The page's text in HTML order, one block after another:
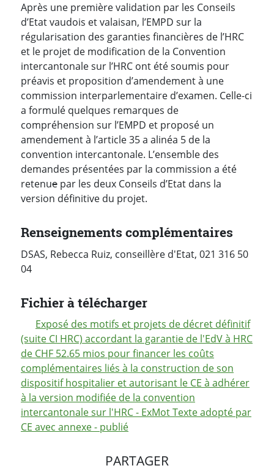
Après une première validation par les Conseils
d’Etat vaudois et valaisan, l’EMPD sur la
régularisation des garanties financières de l’HRC
et le projet de modification de la Convention
intercantonale sur l’HRC ont été soumis pour
préavis et proposition d’amendement à une
commission interparlementaire d’examen. Celle-ci
a formulé quelques remarques de
compréhension sur l’EMPD et proposé un
amendement à l’article 35 a alinéa 5 de la
convention intercantonale. L’ensemble des
demandes présentées par la commission a été
retenue par les deux Conseils d’Etat dans la
version définitive du projet.
Renseignements complémentaires
DSAS, Rebecca Ruiz, conseillère d'Etat, 021 316 50
04
Fichier à télécharger
Exposé des motifs et projets de décret définitif
(suite CI HRC) accordant la garantie de l'EdV à HRC
de CHF 52.65 mios pour financer les coûts
complémentaires liés à la construction de son
dispositif hospitalier et autorisant le CE à adhérer
à la version modifiée de la convention
intercantonale sur l'HRC - ExMot Texte adopté par
CE avec annexe - publié
PARTAGER